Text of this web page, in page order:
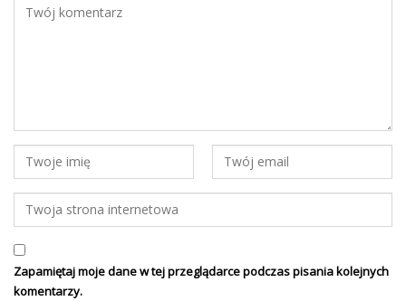
Zapamiętaj moje dane w tej przeglądarce podczas pisania kolejnych
komentarzy.